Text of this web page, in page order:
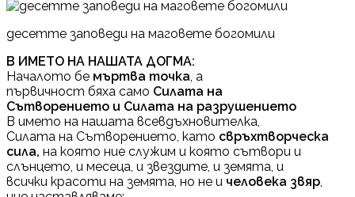
десетте заповеди на маговете богомили
В ИМЕТО НА НАШАТА ДОГМА:
Началото бе мъртва точка, а
първичност бяха само Силата на
Сътворението и Силата на разрушението
В името на нашата всевдъхновителка,
Силата на Сътворението, като свръхтворческа
сила, на която ние служим и която сътвори и
слънцето, и месеца, и звездите, и земята, и
всички красоти на земята, но не и человека звяр,